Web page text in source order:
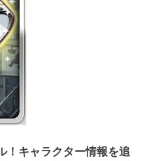
！キャラクター情報を追